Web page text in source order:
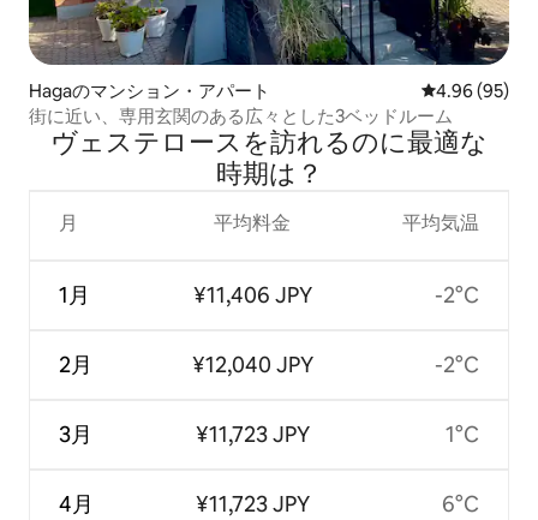
Hagaのマンション・アパート レビュー95
4.96 (95)
街に近い、専用玄関のある広々とした3ベッドルーム
ヴェステロースを訪⁠れ⁠るの⁠に最⁠適⁠な
時⁠期⁠は⁠？
月
1月
2月
3月
4月
平均料金
¥11,406 JPY
¥12,040 JPY
¥11,723 JPY
¥11,723 JPY
平均気温
-2°C
-2°C
1°C
6°C